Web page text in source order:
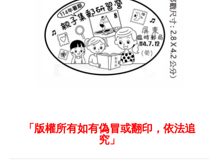
「版權所有如有偽冒或翻印，依法追
究」